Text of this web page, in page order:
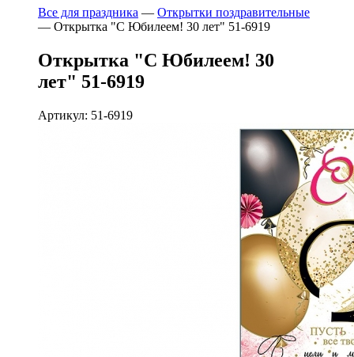
Все для праздника — Открытки поздравительные
— Открытка "С Юбилеем! 30 лет" 51-6919
Открытка "С Юбилеем! 30
лет" 51-6919
Артикул: 51-6919